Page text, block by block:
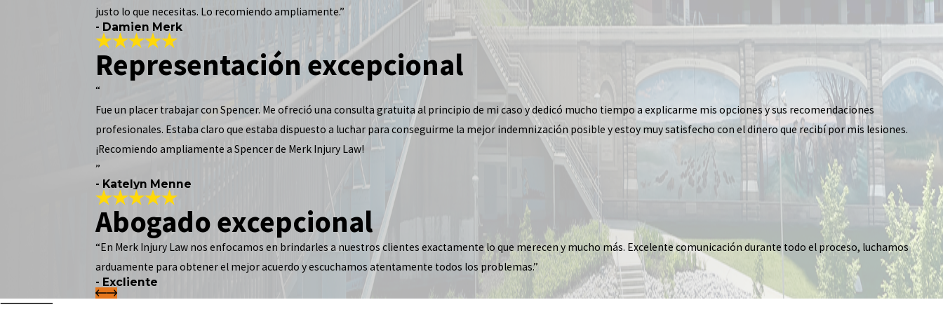
justo lo que necesitas. Lo recomiendo ampliamente.”
- Damien Merk
Representación excepcional
“
Fue un placer trabajar con Spencer. Me ofreció una consulta gratuita al principio de mi caso y dedicó mucho tiempo a explicarme mis opciones y sus recomendaciones
profesionales. Estaba claro que estaba dispuesto a luchar para conseguirme la mejor indemnización posible y estoy muy satisfecho con el dinero que recibí por mis lesiones.
¡Recomiendo ampliamente a Spencer de Merk Injury Law!
”
- Katelyn Menne
Abogado excepcional
“En Merk Injury Law nos enfocamos en brindarles a nuestros clientes exactamente lo que merecen y mucho más. Excelente comunicación durante todo el proceso, luchamos
arduamente para obtener el mejor acuerdo y escuchamos atentamente todos los problemas.”
- Excliente